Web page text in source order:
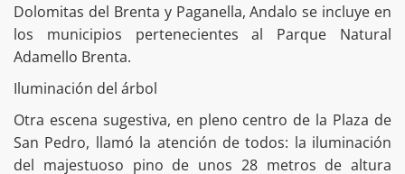
Dolomitas del Brenta y Paganella, Andalo se incluye en
los municipios pertenecientes al Parque Natural
Adamello Brenta.
Iluminación del árbol
Otra escena sugestiva, en pleno centro de la Plaza de
San Pedro, llamó la atención de todos: la iluminación
del majestuoso pino de unos 28 metros de altura